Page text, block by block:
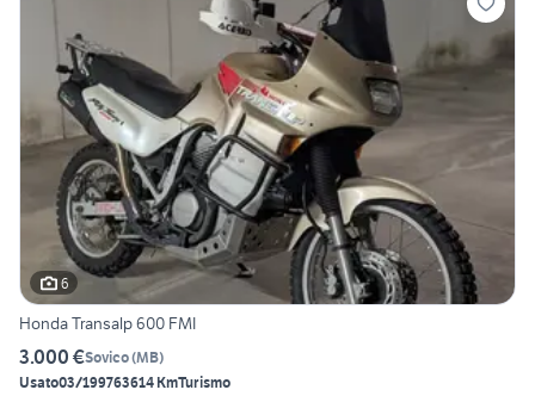
6
Honda Transalp 600 FMI
3.000 €Sovico(MB)
Usato03/199763614 KmTurismo